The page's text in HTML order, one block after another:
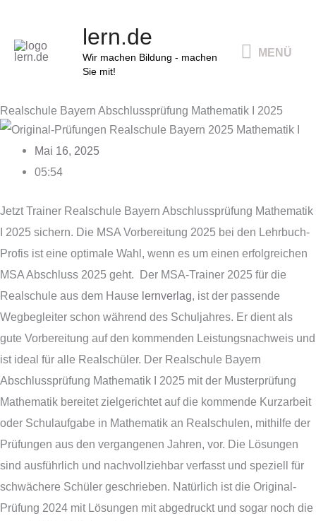
springen
lern.de
Wir machen Bildung - machen
Sie mit!
MENÜ
Realschule Bayern Abschlussprüfung Mathematik I 2025
Mai 16, 2025
05:54
Jetzt Trainer Realschule Bayern Abschlussprüfung Mathematik
I 2025 sichern. Die MSA Vorbereitung 2025 bei den Lehrbuch-
Profis ist eine optimale Wahl, wenn es um einen erfolgreichen
MSA Abschluss 2025 geht. Der MSA-Trainer 2025 für die
Realschule aus dem Hause lernverlag, ist der passende
Wegbegleiter schon während des Schuljahres. Er dient als
gute Vorbereitung auf den kommenden Leistungsnachweis und
ist ideal für alle Realschüler. Der Realschule Bayern
Abschlussprüfung Mathematik I 2025 mit der Musterprüfung
Mathematik bereitet zielgerichtet auf die kommende Kurzarbeit
oder Schulaufgabe in Mathematik an Realschulen, mithilfe der
Prüfungen aus den vergangenen Jahren, vor. Die Lösungen
sind ausführlich und nachvollziehbar verfasst und speziell für
schwächere Schüler geschrieben. Natürlich ist die Original-
Prüfung 2024 mit Lösungen mit abgedruckt und sogar noch die